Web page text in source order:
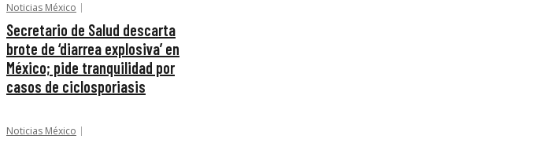
Noticias México
Secretario de Salud descarta
brote de ‘diarrea explosiva’ en
México; pide tranquilidad por
casos de ciclosporiasis
Noticias México